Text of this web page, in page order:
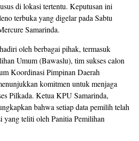
di lokasi tertentu. Keputusan ini
terbuka yang digelar pada Sabtu
Samarinda.
oleh berbagai pihak, termasuk
Umum (Bawaslu), tim sukses calon
Koordinasi Pimpinan Daerah
komitmen untuk menjaga
Pilkada. Ketua KPU Samarinda,
bahwa setiap data pemilih telah
yang teliti oleh Panitia Pemilihan